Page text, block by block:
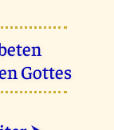
Gottes